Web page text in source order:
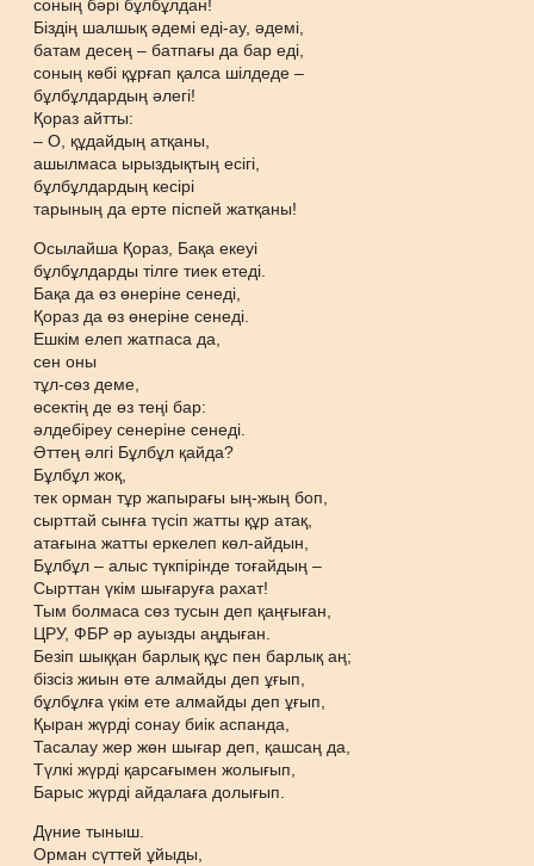
соның бәрі бұлбұлдан!
Біздің шалшық әдемі еді-ау, әдемі,
батам десең – батпағы да бар еді,
соның көбі құрғап қалса шілдеде –
бұлбұлдардың әлегі!
Қораз айтты:
– О, құдайдың атқаны,
ашылмаса ырыздықтың есігі,
бұлбұлдардың кесірі
тарының да ерте піспей жатқаны!
Осылайша Қораз, Бақа екеуі
бұлбұлдарды тілге тиек етеді.
Бақа да өз өнеріне сенеді,
Қораз да өз өнеріне сенеді.
Ешкім елеп жатпаса да,
сен оны
тұл-сөз деме,
өсектің де өз теңі бар:
әлдебіреу сенеріне сенеді.
Әттең әлгі Бұлбұл қайда?
Бұлбұл жоқ,
тек орман тұр жапырағы ың-жың боп,
сырттай сынға түсіп жатты құр атақ,
атағына жатты еркелеп көл-айдын,
Бұлбұл – алыс түкпірінде тоғайдың –
Сырттан үкім шығаруға рахат!
Тым болмаса сөз тусын деп қаңғыған,
ЦРУ, ФБР әр ауызды аңдыған.
Безіп шыққан барлық құс пен барлық аң;
бізсіз жиын өте алмайды деп ұғып,
бұлбұлға үкім ете алмайды деп ұғып,
Қыран жүрді сонау биік аспанда,
Тасалау жер жөн шығар деп, қашсаң да,
Түлкі жүрді қарсағымен жолығып,
Барыс жүрді айдалаға долығып.
Дүние тыныш.
Орман сүттей ұйыды,